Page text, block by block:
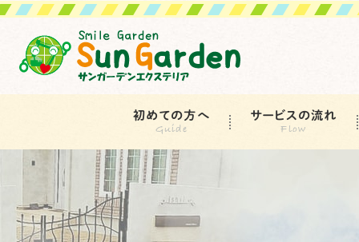
初めての方へ サービスの流れ